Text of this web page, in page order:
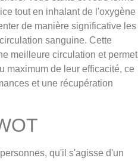
tout en inhalant de l'oxygène
de manière significative les
sanguine. Cette
meilleure circulation et permet
maximum de leur efficacité, ce
et une récupération
qu'il s'agisse d'un